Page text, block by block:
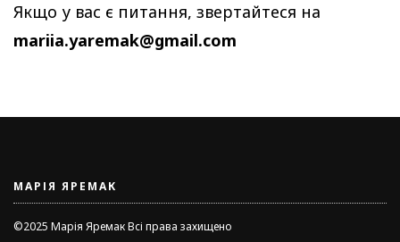
Якщо у вас є питання, звертайтеся на
mariia.yaremak@gmail.com
МАРІЯ ЯРЕМАК
©2025 Марія Яремак Всі права захищено